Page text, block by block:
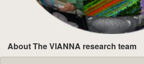
About The VIANNA research team